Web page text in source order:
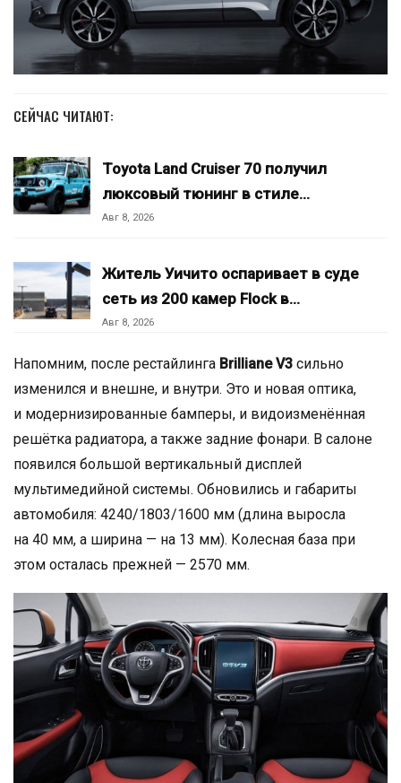
СЕЙЧАС ЧИТАЮТ:
Toyota Land Cruiser 70 получил
люксовый тюнинг в стиле…
Авг 8, 2026
Житель Уичито оспаривает в суде
сеть из 200 камер Flock в…
Авг 8, 2026
Напомним, после рестайлинга Brilliane V3 сильно
изменился и внешне, и внутри. Это и новая оптика,
и модернизированные бамперы, и видоизменённая
решётка радиатора, а также задние фонари. В салоне
появился большой вертикальный дисплей
мультимедийной системы. Обновились и габариты
автомобиля: 4240/1803/1600 мм (длина выросла
на 40 мм, а ширина — на 13 мм). Колесная база при
этом осталась прежней — 2570 мм.